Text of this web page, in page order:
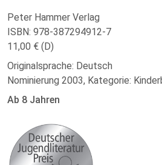
Peter Hammer Verlag
ISBN: 978-387294912-7
11,00 € (D)
Originalsprache: Deutsch
Nominierung 2003, Kategorie:
Ab 8 Jahren